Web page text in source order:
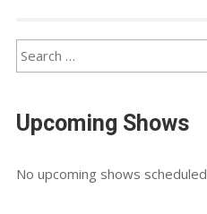
Upcoming Shows
No upcoming shows scheduled